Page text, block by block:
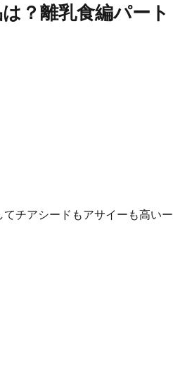
？離乳食編パート
チアシードもアサイーも高いー